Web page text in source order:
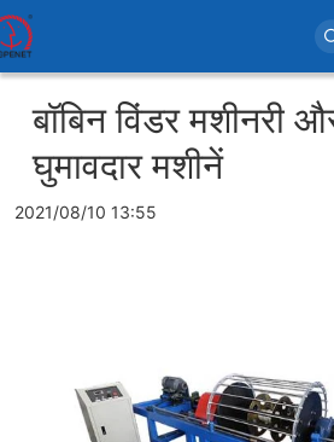
User
account
menu
बॉबिन विंडर मशीनरी
घुमावदार मशीनें
2021/08/10 13:55